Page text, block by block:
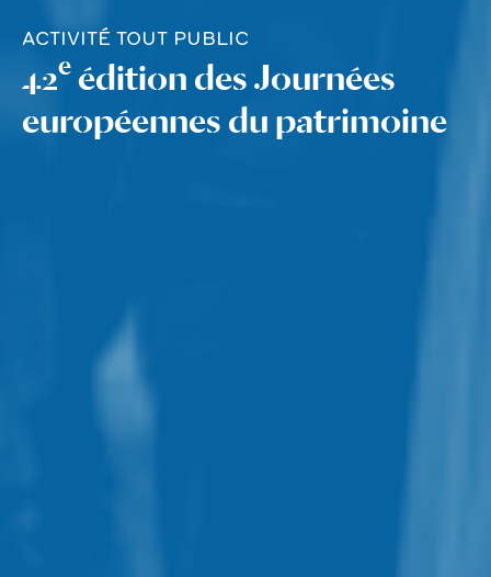
ACTIVITÉ TOUT PUBLIC
42e édition des Journées
européennes du patrimoine